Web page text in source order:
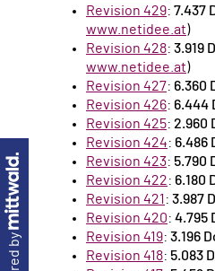
Revision 429: 7.437
www.netidee.at)
Revision 428: 3.919
www.netidee.at)
Revision 427: 6.360
Revision 426: 6.444
Revision 425: 2.960
Revision 424: 6.486
Revision 423: 5.790
Revision 422: 6.180
Revision 421 : 3.987
Revision 420: 4.795
Revision 419: 3.196
Revision 418: 5.083